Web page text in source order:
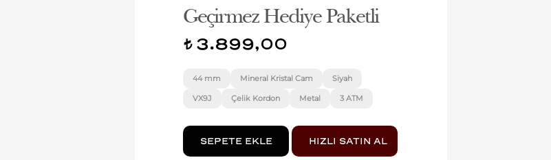
Geçirmez Hediye Paketli
t3.899,00
44 mm Mineral Kristal Cam Siyah
VX9J Çelik Kordon Metal 3 ATM